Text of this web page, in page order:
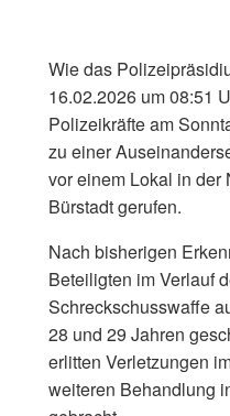
Wie das
16.02.2026 um 08:51
Polizeikräfte am
zu einer
vor einem Lokal in
Bürstadt gerufen.
Nach bisherigen
Beteiligten im Verlauf
Schreckschusswaffe
28 und 29 Jahren
erlitten Verletzungen
weiteren Behandlung